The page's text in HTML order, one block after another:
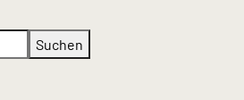
Suchen